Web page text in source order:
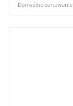
Domyślne sortowanie